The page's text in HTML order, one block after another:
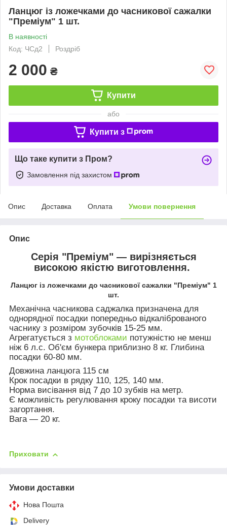
Ланцюг із ложечками до часникової сажалки
"Преміум" 1 шт.
В наявності
Код: ЧСд2
Роздріб
2 000 ₴
Купити
або
Купити з
Що таке купити з Пром?
Замовлення під захистом
Опис Доставка Оплата Умови повернення
Опис
Серія "Преміум" — вирізняється
високою якістю виготовлення.
Ланцюг із ложечками до часникової сажалки "Преміум" 1
шт.
Механічна часникова саджалка призначена для
однорядної посадки попередньо відкаліброваного
часнику з розміром зубочків 15-25 мм.
Агрегатується з мотоблоками потужністю не менш
ніж 6 л.с. Об'єм бункера приблизно 8 кг. Глибина
посадки 60-80 мм.
Довжина ланцюга 115 см
Крок посадки в рядку 110, 125, 140 мм.
Норма висівання від 7 до 10 зубків на метр.
Є можливість регулювання кроку посадки та висоти
загортання.
Вага — 20 кг.
Приховати
Умови доставки
Нова Пошта
Delivery